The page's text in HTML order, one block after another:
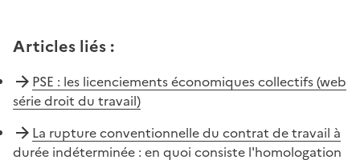
Articles liés :
PSE : les licenciements économiques collectifs (web
série droit du travail)
La rupture conventionnelle du contrat de travail à
durée indéterminée : en quoi consiste l'homologation